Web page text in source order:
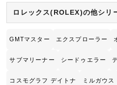
ロレックス(ROLEX)の他シリ
GMTマスター エクスプローラー
サブマリーナー シードゥエラー
コスモグラフ デイトナ ミルガウス